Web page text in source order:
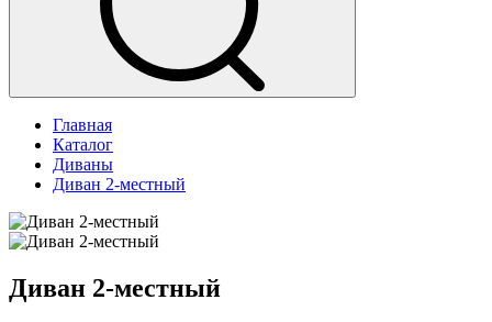
Главная
Каталог
Диваны
Диван 2-местный
Диван 2-местный